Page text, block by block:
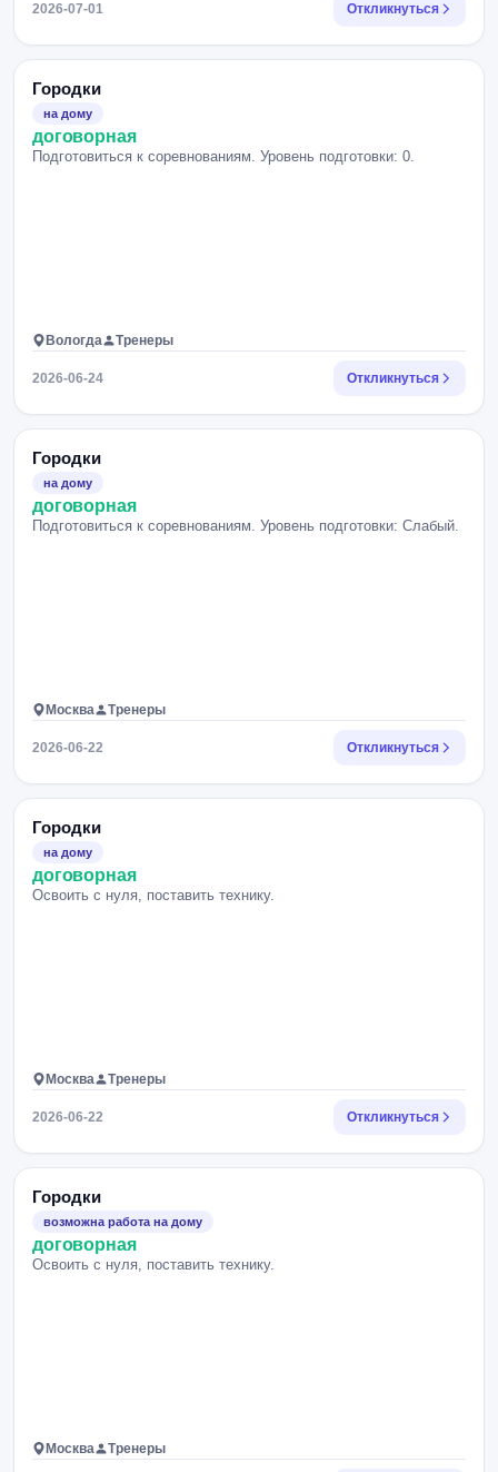
2026-07-01 Откликнуться
Городки
на дому
договорная
Подготовиться к соревнованиям. Уровень подготовки: 0.
Вологда Тренеры
2026-06-24 Откликнуться
Городки
на дому
договорная
Подготовиться к соревнованиям. Уровень подготовки: Слабый.
Москва Тренеры
2026-06-22 Откликнуться
Городки
на дому
договорная
Освоить с нуля, поставить технику.
Москва Тренеры
2026-06-22 Откликнуться
Городки
возможна работа на дому
договорная
Освоить с нуля, поставить технику.
Москва Тренеры